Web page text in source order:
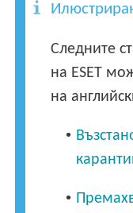
Следните
на ESET
на
•
•